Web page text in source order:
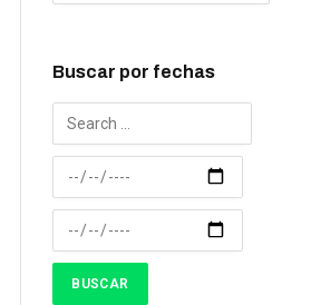
Buscar por fechas